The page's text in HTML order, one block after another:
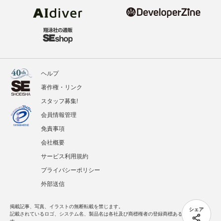
シェア
ヘルプ
著作権・リンク
スタッフ募集!
会員情報管理
免責事項
会社概要
サービス利用規約
プライバシーポリシー
外部送信
掲載記事、写真、イラストの無断転載を禁じます。
記載されているロゴ、システム名、製品名は各社及び商標権者の登録商標あるいは商標で